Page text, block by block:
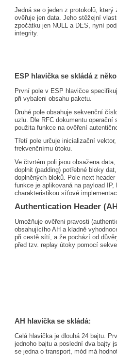
Jedná se o jeden z protokolů,
ověřuje jen data. Jeho stěžejní
zpočátku jen NULL a DES, nyní
integrity.
ESP hlavička se skládá z
První pole v ESP hlavičce
při vybaleni obsahu paketu.
Druhé pole obsahuje sekvenční
uzlu. Dle RFC dokumentu
použita funkce na ověření
Třetí pole určuje inicializační
frekvenčnímu útoku.
Ve čtvrtém poli jsou obsažena
doplnit (padding) potřebné bloky
doplněných bloků. Pole next
funkce je aplikovaná na payload
charakteristikou síťové
Authentication Header
Umožňuje ověřeni pravosti
obsahujícího AH a kladně
při cestě sítí, a že pochází od
před tzv. replay útoky pomocí
AH hlavička se skládá:
Celá hlavička je dlouhá 24 bajtu.
jednoho bajtu a poslední dva bajty
se jedna o transport, mód má